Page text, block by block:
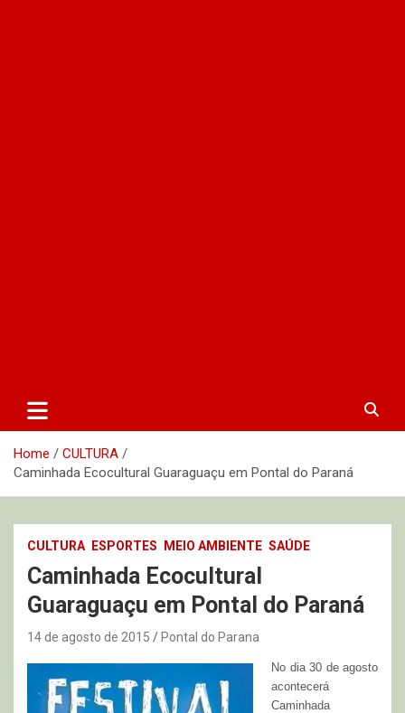
Home
CULTURA
Caminhada Ecocultural Guaraguaçu em Pontal do Paraná
CULTURA ESPORTES MEIO AMBIENTE SAÚDE
Caminhada Ecocultural
Guaraguaçu em Pontal do Paraná
14 de agosto de 2015 Pontal do Parana
No dia 30 de agosto
acontecerá
Caminhada